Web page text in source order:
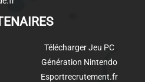
Télécharger Jeu PC
Génération Nintendo
Esportrecrutement.fr